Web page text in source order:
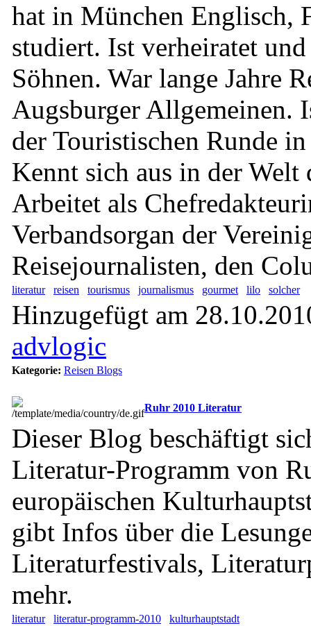
hat in München Englisch,
studiert. Ist verheiratet
Söhnen. War lange Jahre
Augsburger Allgemeinen.
der Touristischen Runde
Kennt sich aus in der Welt
Arbeitet als
Verbandsorgan der
Reisejournalisten, den
literatur reisen tourismus journalismus gourmet lilo solcher
Hinzugefügt am
advlogic
Kategorie: Reisen Blogs
Ruhr 2010 Literatur
Dieser Blog beschäftigt
Literatur-Programm von
europäischen
gibt Infos über die
Literaturfestivals,
mehr.
literatur literatur-programm-2010 kulturhauptstadt